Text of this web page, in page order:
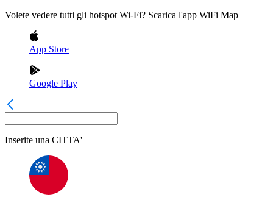
Volete vedere tutti gli hotspot Wi-Fi? Scarica l'app WiFi Map
App Store
Google Play
Inserite una CITTA'